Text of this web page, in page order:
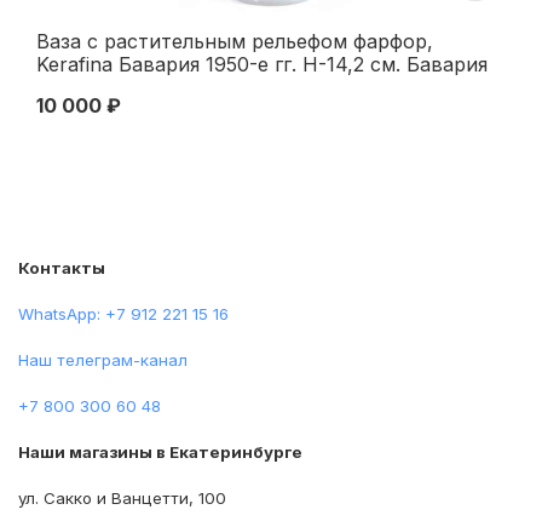
Ваза с растительным рельефом фарфор,
Kerafina Бавария 1950-е гг. Н-14,2 см. Бавария
10 000 ₽
Контакты
WhatsApp: +7 912 221 15 16
Наш телеграм-канал
+7 800 300 60 48
Наши магазины в Екатеринбурге
ул. Сакко и Ванцетти, 100